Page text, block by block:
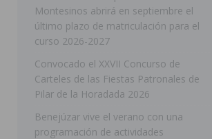
[ 06/08/2026 ] El PSOE
[ 06/08/2026 ]
La
ellos varios de la Vega Baja
[ 06/08/2026 ]
Montesinos abrirá en septiembre el
último plazo de matriculación para el
curso 2026-2027
Convocado el XXVII Concurso de
Carteles de las Fiestas Patronales de
Pilar de la Horadada 2026
Benejúzar vive el verano con una
programación de actividades